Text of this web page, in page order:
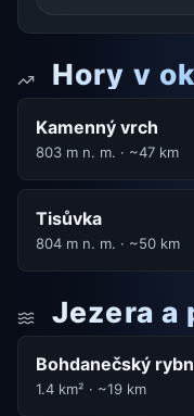
Hory v
Kamenný vrch
803 m n. m. · ~47 km
Tisůvka
804 m n. m. · ~50 km
Jezera a
Bohdanečský
1.4 km² · ~19 km